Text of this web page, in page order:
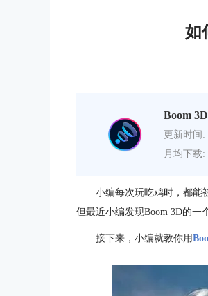
如
Boom 3D
更新时间:
月均下载:
小编每次玩吃鸡时，都能
但最近小编发现Boom 3D的一
接下来，小编就教你用